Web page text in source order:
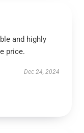
and highly
price.
Dec 24, 2024